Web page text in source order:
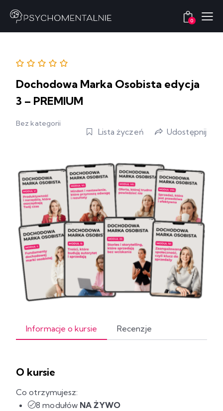
0
Dochodowa Marka Osobista edycja
3 – PREMIUM
Bez kategorii
Lista życzeń Udostępnij
Informacje o kursie Recenzje
O kursie
Co otrzymujesz:
8 modułów NA ŻYWO